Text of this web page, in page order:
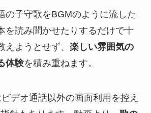
の子守歌をBGMのように流した
を読み聞かせたりするだけで十
ようとせず、 楽しい雰囲気の
体験を積み重ねます。
デオ通話以外の画面利用を控え